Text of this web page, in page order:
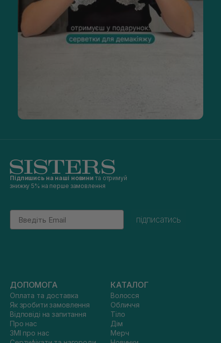
Підпишись на наші новини та отримуй
знижку 5% на перше замовлення
Email
підписатись
ДОПОМОГА
Оплата та доставка
Як зробити замовлення
Відповіді на запитання
Про нас
ЗМІ про нас
КАТАЛОГ
Волосся
Обличчя
Тіло
Дім
Мерч